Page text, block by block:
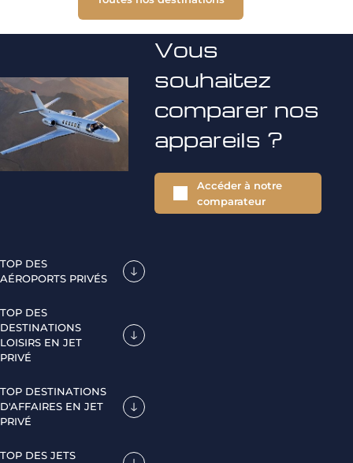
Vous
souhaitez
comparer nos
appareils ?
Accéder à notre
comparateur
TOP DES
AÉROPORTS PRIVÉS
TOP DES
DESTINATIONS
LOISIRS EN JET
PRIVÉ
TOP DESTINATIONS
D'AFFAIRES EN JET
PRIVÉ
TOP DES JETS